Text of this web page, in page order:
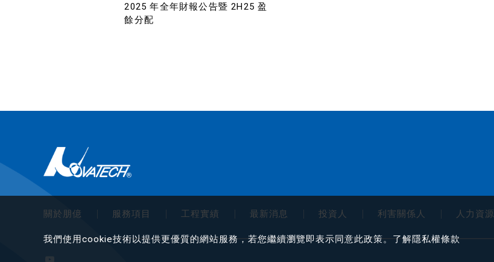
2025 年全年財報公告暨 2H25 盈
餘分配
關於朋億 服務項目 工程實績 最新消息 投資人 利害關係人 人力資源
我們使用cookie技術以提供更優質的網站服務，若您繼續瀏覽即表示同意此政策。了解隱私權條款